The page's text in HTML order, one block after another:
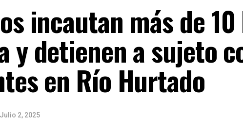
incautan más de
y detienen a sujeto
en Río Hurtado
Julio 2, 2025